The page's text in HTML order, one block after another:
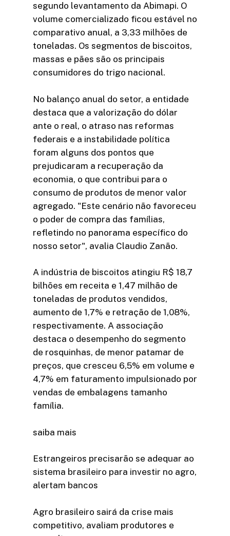
segundo levantamento da Abimapi. O
volume comercializado ficou estável no
comparativo anual, a 3,33 milhões de
toneladas. Os segmentos de biscoitos,
massas e pães são os principais
consumidores do trigo nacional.
No balanço anual do setor, a entidade
destaca que a valorização do dólar
ante o real, o atraso nas reformas
federais e a instabilidade política
foram alguns dos pontos que
prejudicaram a recuperação da
economia, o que contribui para o
consumo de produtos de menor valor
agregado. "Este cenário não favoreceu
o poder de compra das famílias,
refletindo no panorama específico do
nosso setor", avalia Claudio Zanão.
A indústria de biscoitos atingiu R$ 18,7
bilhões em receita e 1,47 milhão de
toneladas de produtos vendidos,
aumento de 1,7% e retração de 1,08%,
respectivamente. A associação
destaca o desempenho do segmento
de rosquinhas, de menor patamar de
preços, que cresceu 6,5% em volume e
4,7% em faturamento impulsionado por
vendas de embalagens tamanho
família.
saiba mais
Estrangeiros precisarão se adequar ao
sistema brasileiro para investir no agro,
alertam bancos
Agro brasileiro sairá da crise mais
competitivo, avaliam produtores e